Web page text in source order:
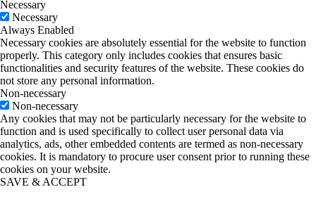
Necessary
Necessary
Always Enabled
Necessary cookies are absolutely essential for the website to function
properly. This category only includes cookies that ensures basic
functionalities and security features of the website. These cookies do
not store any personal information.
Non-necessary
Non-necessary
Any cookies that may not be particularly necessary for the website to
function and is used specifically to collect user personal data via
analytics, ads, other embedded contents are termed as non-necessary
cookies. It is mandatory to procure user consent prior to running these
cookies on your website.
SAVE & ACCEPT